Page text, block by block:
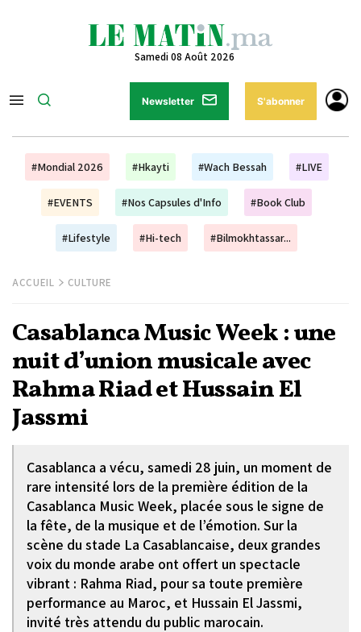
Samedi 08 Août 2026
Newsletter S'abonner
#Mondial 2026 #Hkayti #Wach Bessah #LIVE
#EVENTS #Nos Capsules d'Info #Book Club
#Lifestyle #Hi-tech #Bilmokhtassar...
ACCUEIL CULTURE
Casablanca Music Week : une
nuit d’union musicale avec
Rahma Riad et Hussain El
Jassmi
Casablanca a vécu, samedi 28 juin, un moment de
rare intensité lors de la première édition de la
Casablanca Music Week, placée sous le signe de
la fête, de la musique et de l’émotion. Sur la
scène du stade La Casablancaise, deux grandes
voix du monde arabe ont offert un spectacle
vibrant : Rahma Riad, pour sa toute première
performance au Maroc, et Hussain El Jassmi,
invité très attendu du public marocain.